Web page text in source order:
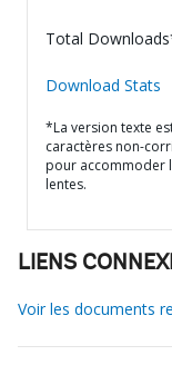
Total
Download Stats
*La version texte
caractères non-
pour accommoder
lentes.
LIENS
Voir les documents